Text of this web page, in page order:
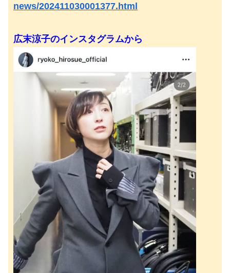
news/202411030001377.html
広末涼子のインスタグラムから